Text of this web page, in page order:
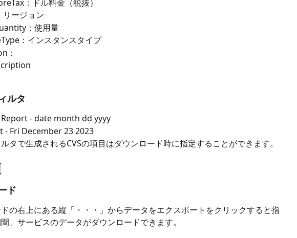
：ドル料金（税抜）
ージョン
：使用量
：インスタンスタイプ
：
ルタ
Report - date month dd yyyy
- Fri December 23 2023
タで生成されるCVSの項目はダウンロード時に指定することができます。
ド
の右上にある縦「・・・」からデータをエクスポートをクリックすると指
、サービスのデータがダウンロードできます。